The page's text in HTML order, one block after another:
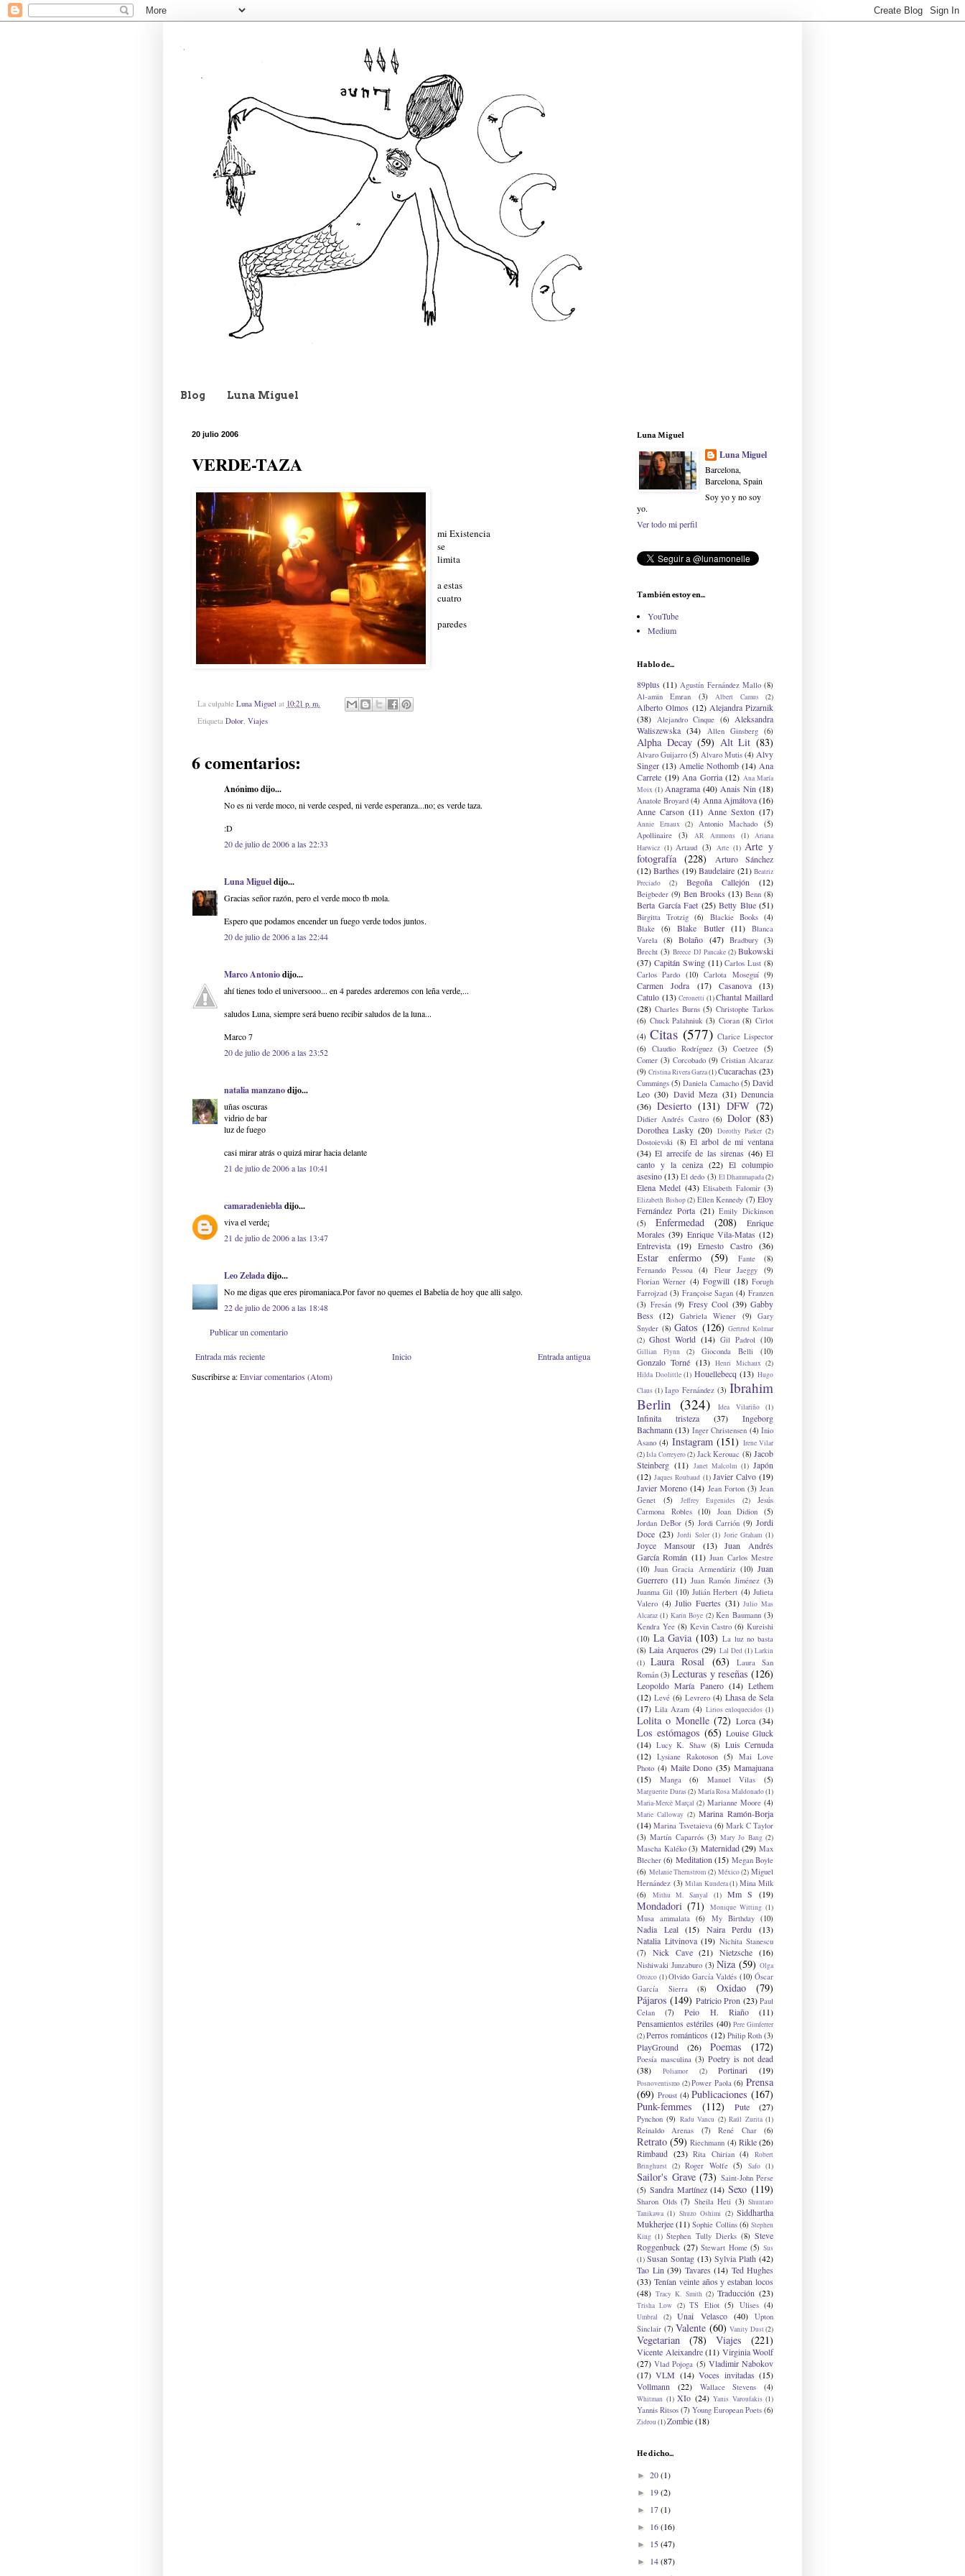
Blog Luna Miguel
20 julio 2006
VERDE-TAZA
mi Existencia
se
limita
a estas
cuatro
paredes
La culpable Luna Miguel at 10:21 p. m.
Etiqueta Dolor, Viajes
6 comentarios:
Anónimo dijo...
No es ni verde moco, ni verde cesped, ni verde esperanza...no; es verde taza.
:D
20 de julio de 2006 a las 22:33
Luna Migueldijo...
Gracias señor razón, pero el verde moco tb mola.
Espero que podamos encender un fuego verde todos juntos.
20 de julio de 2006 a las 22:44
Marco Antoniodijo...
ahí tienes todo el universooo... en 4 paredes arderemos con leña verde,...
saludos Luna, siempre será bueno recibir saludos de la luna...
Marco 7
20 de julio de 2006 a las 23:52
natalia manzanodijo...
uñas oscuras
vidrio de bar
luz de fuego
casi mirar atrás o quizá mirar hacia delante
21 de julio de 2006 a las 10:41
camaradeniebladijo...
viva el verde¡
21 de julio de 2006 a las 13:47
Leo Zeladadijo...
No me digas que eres piromaniaca.Por favor no quemes el Babelia de hoy que alli salgo.
22 de julio de 2006 a las 18:48
Publicar un comentario
Entrada más reciente Entrada antigua
Inicio
Suscribirse a:Enviar comentarios (Atom)
Luna Miguel
Luna Miguel
Barcelona,
Barcelona, Spain
Soy yo y no soy
yo.
Ver todo mi perfil
También estoy en...
YouTube
Medium
Hablo de...
89plus (11) Agustín Fernández Mallo (8)
Al-amin Emran
(3) Albert Camus (2)
Alberto Olmos (12) Alejandra Pizarnik
(38)
Alejandro Cinque (6)
Aleksandra
Waliszewska (34) Allen Ginsberg (6)
Alpha Decay (59) Alt Lit (83)
Alvaro Guijarro (5) Alvaro Mutis (4) Alvy
Singer (13) Amelie Nothomb (14) Ana
Carrete (19) Ana Gorria (12) Ana María
Moix (1) Anagrama (40) Anais Nin (18)
Anatole Broyard (4) Anna Ajmátova (16)
Anne Carson (11) Anne Sexton (17)
Annie Ernaux (2) Antonio Machado
(5)
Apollinaire
(3) AR Ammons (1)
Ariana
Harwicz (1) Artaud (3) Arte (1) Arte y
fotografía (228)
Arturo Sánchez
(12) Barthes (19) Baudelaire (21) Beatriz
Preciado
(2) Begoña Callejón (12)
Beigbeder (9) Ben Brooks (13) Benn (8)
Berta García Faet (25) Betty Blue (51)
Birgitta Trotzig (6) Blackie Books (4)
Blake
(6) Blake Butler (11)
Blanca
Varela
(8) Bolaño (47) Bradbury (3)
Brecht (3) Breece DJ Pancake (2) Bukowski
(37) Capitán Swing (11) Carlos Lust (8)
Carlos Pardo (10) Carlota Moseguí (9)
Carmen Jodra (17) Casanova
(13)
Catulo (13) Ceronetti (1) Chantal Maillard
(28) Charles Burns (5) Christophe Tarkos
(6) Chuck Palahniuk (3) Cioran (8) Cirlot
(4) Citas (577) Clarice Lispector
(6)
Claudio Rodríguez (3) Coetzee (5)
Comer (3) Corcobado (9) Cristian Alcaraz
(9) Cristina Rivera Garza(1)Cucarachas (23)
Cummings (5) Daniela Camacho (5) David
Leo (30) David Meza (31) Denuncia
(36) Desierto (131) DFW (72)
Didier Andrés Castro (6) Dolor (83)
Dorothea Lasky (20) Dorothy Parker (2)
Dostoievski (8) El arbol de mi ventana
(34) El arrecife de las sirenas (46) El
canto y la ceniza (22) El columpio
asesino(13) El dedo (3) El Dhammapada(2)
Elena Medel (43) Elisabeth Falomir (3)
Elizabeth Bishop(2) Ellen Kennedy (7) Eloy
Fernández Porta (21) Emily Dickinson
(5)
Enfermedad (208)
Enrique
Morales (39) Enrique Vila-Matas (12)
Entrevista (19) Ernesto Castro (36)
Estar enfermo (59) Fante
(8)
Fernando Pessoa
(4) Fleur Jaeggy
(9)
Florian Werner (4) Fogwill (18) Forugh
Farrojzad (3) Françoise Sagan (4) Franzen
(3) Fresán (9) Fresy Cool (39) Gabby
Bess (12) Gabriela Wiener (9)
Gary
Snyder (8) Gatos (126) Gertrud Kolmar
(2) Ghost World (14) Gil Padrol (10)
Gillian Flynn (2) Gioconda Belli (10)
Gonzalo Torné (13) Henri Michaux (2)
Hilda Doolittle (1) Houellebecq (13) Hugo
Claus (1) Iago Fernández (3) Ibrahim
Berlin (324) Idea Vilariño (1)
Infinita tristeza (37)
Ingeborg
Bachmann (13) Inger Christensen (4) Inio
Asano (4) Instagram (151) Irene Vilar
(2)Isla Correyero(2) Jack Kerouac (8) Jacob
Steinberg (11) Janet Malcolm (1) Japón
(12) Jaques Roubaud (1) Javier Calvo (19)
Javier Moreno (14) Jean Forton (3) Jean
Genet
(5) Jeffrey Eugenides (2)
Jesús
Carmona Robles
(10) Joan Didion
(5)
Jordan DeBor (5) Jordi Carrión (9) Jordi
Doce (23) Jordi Soler (1) Jorie Graham (1)
Joyce Mansour (13)
Juan Andrés
García Román (11) Juan Carlos Mestre
(10) Juan Gracia Armendáriz (10) Juan
Guerrero (11) Juan Ramón Jiménez (3)
Juanma Gil (10) Julián Herbert (4) Julieta
Valero (4) Julio Fuertes (31) Julio Mas
Alcaraz (1) Karin Boye (2) Ken Baumann (3)
Kendra Yee (8) Kevin Castro (6) Kureishi
(10) La Gavia (103) La luz no basta
(8) Laia Arqueros (29) Lal Ded (1) Larkin
(1)
Laura Rosal (63)
Laura San
Román (3) Lecturas y reseñas (126)
Leopoldo María Panero (14) Lethem
(12) Levé (6) Levrero (4) Lhasa de Sela
(17) Lila Azam (4) Lirios enloquecidos (1)
Lolita o Monelle (72) Lorca (34)
Los estómagos (65) Louise Gluck
(14) Lucy K. Shaw (8) Luis Cernuda
(12) Lysiane Rakotoson (5)
Mai Love
Photo (4) Maite Dono (35) Mamajuana
(15)
Manga (6) Manuel Vilas (5)
Marguerite Duras(2) María Rosa Maldonado(1)
Maria-Mercè Marçal (2) Marianne Moore (4)
Marie Calloway (2) Marina Ramón-Borja
(14) Marina Tsvetaieva (6) Mark C Taylor
(3) Martín Caparrós (3) Mary Jo Bang (2)
Mascha Kaléko (3) Maternidad (29) Max
Blecher (6) Meditation (15) Megan Boyle
(6) Melanie Thernstrom (2) México (2) Miguel
Hernández (3) Milan Kundera(1) Mina Milk
(6)
Mithu M. Sanyal (1) Mm S (19)
Mondadori (71) Monique Witting (1)
Musa ammalata (6) My Birthday (10)
Nadia Leal (15) Naira Perdu
(13)
Natalia Litvinova (19) Nichita Stanescu
(7)
Nick Cave (21) Nietzsche (16)
Nishiwaki Junzaburo (3) Niza (59) Olga
Orozco (1)Olvido García Valdés (10) Óscar
García Sierra
(8) Oxidao
(79)
Pájaros (149) Patricio Pron (23) Paul
Celan
(7) Peio H. Riaño
(11)
Pensamientos estériles (40) Pere Gimferrer
(2)Perros románticos (12) Philip Roth (3)
PlayGround (26) Poemas (172)
Poesía masculina (3) Poetry is not dead
(38)
Poliamor (2) Portinari (19)
Posnoventismo (2) Power Paola (6) Prensa
(69) Proust (4) Publicaciones (167)
Punk-femmes
(112) Pute (27)
Pynchon (9) Radu Vancu (2) Raúl Zurita (1)
Reinaldo Arenas (7) René Char (6)
Retrato (59) Riechmann (4) Rikle (26)
Rimbaud (23) Rita Chirian (4)
Robert
Bringhurst (2) Roger Wolfe (5) Safo (1)
Sailor's Grave (73) Saint-John Perse
(5) Sandra Martínez (14) Sexo (119)
Sharon Olds (7) Sheila Heti (3) Shuntaro
Tanikawa (1) Shuzo Oshimi (2) Siddhartha
Mukherjee (11) Sophie Collins (6) Stephen
King (1) Stephen Tully Dierks (8) Steve
Roggenbuck (27) Stewart Home (5) Sus
(1) Susan Sontag (13) Sylvia Plath (42)
Tao Lin (39) Tavares (14) Ted Hughes
(33) Tenían veinte años y estaban locos
(48) Tracy K. Smith (2) Traducción (23)
Trisha Low (2) TS Eliot (5) Ulises (4)
Umbral (2) Unai Velasco (40)
Upton
Sinclair (7) Valente (60) Vanity Dust(2)
Vegetarian (78) Viajes (221)
Vicente Aleixandre (11) Virginia Woolf
(27) Vlad Pojoga (5) Vladimir Nabokov
(17) VLM (14) Voces invitadas (15)
Vollmann
(22) Wallace Stevens (4)
Whitman (1) XIo (24) Yanis Varoufakis (1)
Yannis Ritsos (7) Young European Poets (6)
Zidrou(1)Zombie(18)
He dicho...
► 20(1)
► 19(2)
► 17(1)
► 16(16)
► 15(47)
► 14(87)